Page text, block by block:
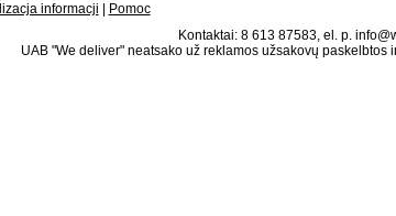
informacji
Pomoc
Kontaktai: 8 613 87583, el. p.
UAB "We deliver" neatsako už reklamos užsakovų